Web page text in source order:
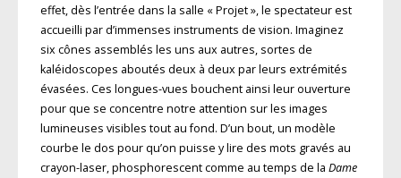
effet, dès l’entrée dans la salle « Projet », le spectateur est
accueilli par d’immenses instruments de vision. Imaginez
six cônes assemblés les uns aux autres, sortes de
kaléidoscopes aboutés deux à deux par leurs extrémités
évasées. Ces longues-vues bouchent ainsi leur ouverture
pour que se concentre notre attention sur les images
lumineuses visibles tout au fond. D’un bout, un modèle
courbe le dos pour qu’on puisse y lire des mots gravés au
crayon-laser, phosphorescent comme au temps de la Dame